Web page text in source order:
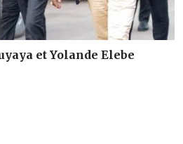
et Yolande Elebe